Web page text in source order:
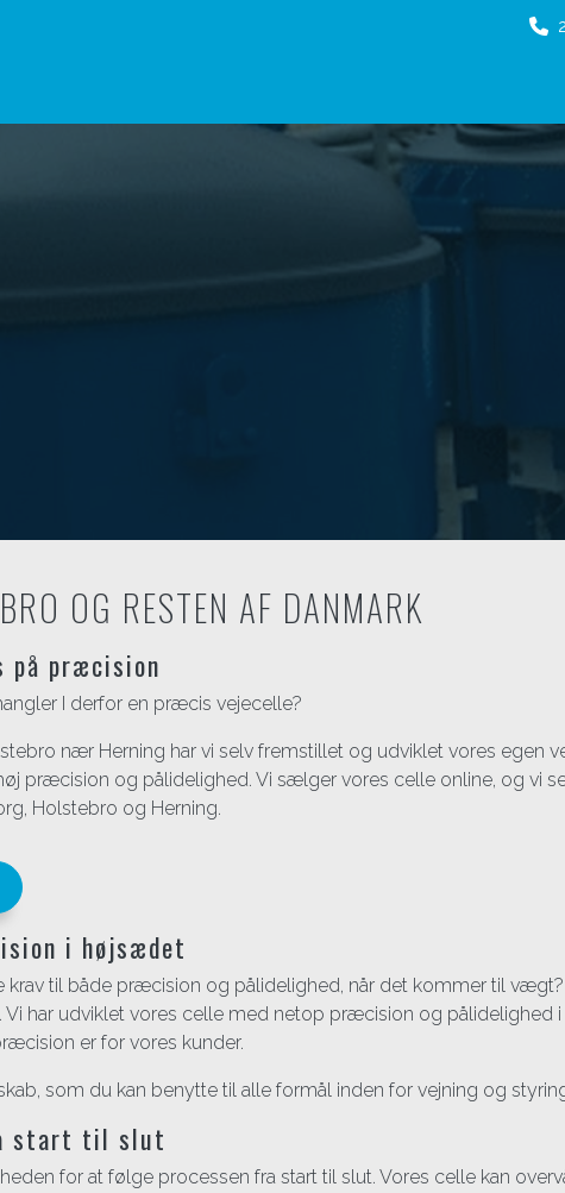
OG RESTEN AF DANMARK
på præcision
I derfor en præcis vejecelle?
nær Herning har vi selv fremstillet og udviklet vores egen
præcision og pålidelighed. Vi sælger vores celle online, og vi
Holstebro og Herning.
i højsædet
krav til både præcision og pålidelighed, når det kommer til
har udviklet vores celle med netop præcision og pålidelighed
er for vores kunder.
som du kan benytte til alle formål inden for vejning og
start til slut
for at følge processen fra start til slut. Vores celle kan